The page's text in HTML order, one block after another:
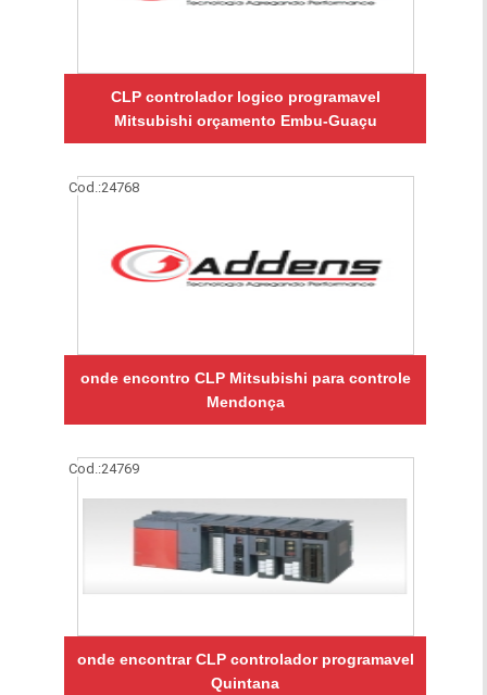
CLP controlador logico programavel
Mitsubishi orçamento Embu-Guaçu
Cod.:24768
onde encontro CLP Mitsubishi para controle
Mendonça
Cod.:24769
onde encontrar CLP controlador programavel
Quintana